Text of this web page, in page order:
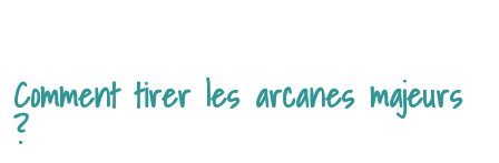
Comment tirer les arcanes majeurs
?